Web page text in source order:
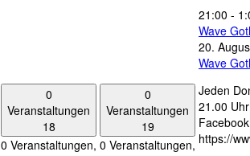
0
Veranstaltungen
18
0 Veranstaltungen,
0
Veranstaltungen
19
0 Veranstaltungen,
21:00 -
Wave
20.
Wave
Jeden
21.00
https://